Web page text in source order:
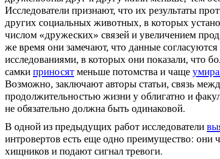
Исследователи признают, что их результаты
других социальных животных, в которых
числом «дружеских» связей и увеличением
же время они замечают, что данные
исследованиями, в которых они показали, что
самки приносят меньше потомства и чаще
Возможно, заключают авторы статьи, связь
продолжительностью жизни у облигатно и
не обязательно должна быть одинаковой.
В одной из предыдущих работ исследователи
интровертов есть еще одно преимущество: они
хищников и подают сигнал тревоги.